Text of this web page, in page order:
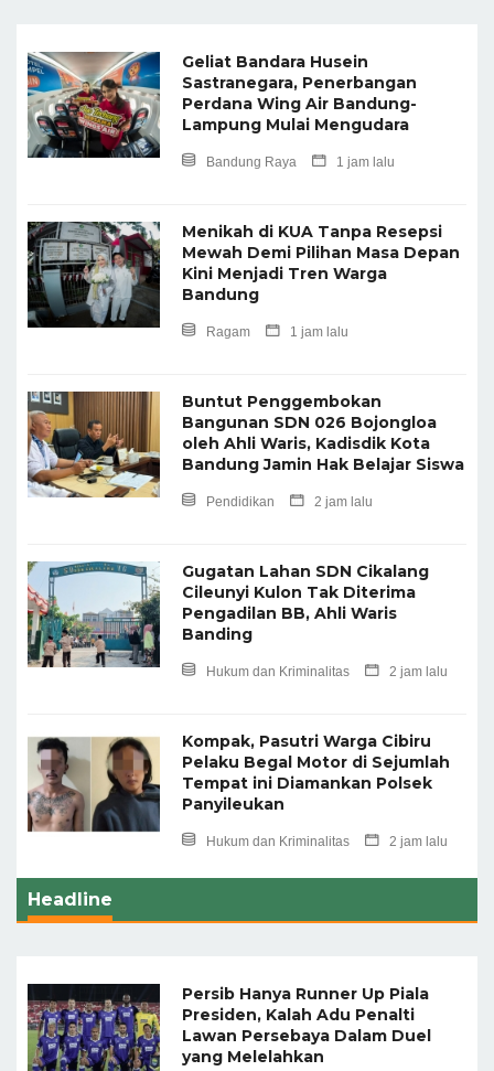
Geliat Bandara Husein
Sastranegara, Penerbangan
Perdana Wing Air Bandung-
Lampung Mulai Mengudara
Bandung Raya 1 jam lalu
Menikah di KUA Tanpa Resepsi
Mewah Demi Pilihan Masa Depan
Kini Menjadi Tren Warga
Bandung
Ragam 1 jam lalu
Buntut Penggembokan
Bangunan SDN 026 Bojongloa
oleh Ahli Waris, Kadisdik Kota
Bandung Jamin Hak Belajar Siswa
Pendidikan 2 jam lalu
Gugatan Lahan SDN Cikalang
Cileunyi Kulon Tak Diterima
Pengadilan BB, Ahli Waris
Banding
Hukum dan Kriminalitas 2 jam lalu
Kompak, Pasutri Warga Cibiru
Pelaku Begal Motor di Sejumlah
Tempat ini Diamankan Polsek
Panyileukan
Hukum dan Kriminalitas 2 jam lalu
Headline
Persib Hanya Runner Up Piala
Presiden, Kalah Adu Penalti
Lawan Persebaya Dalam Duel
yang Melelahkan